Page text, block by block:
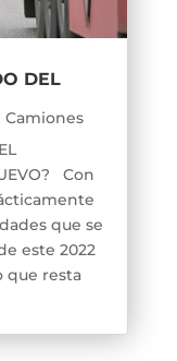
DEL
Camiones
Con
que se
este 2022
que resta